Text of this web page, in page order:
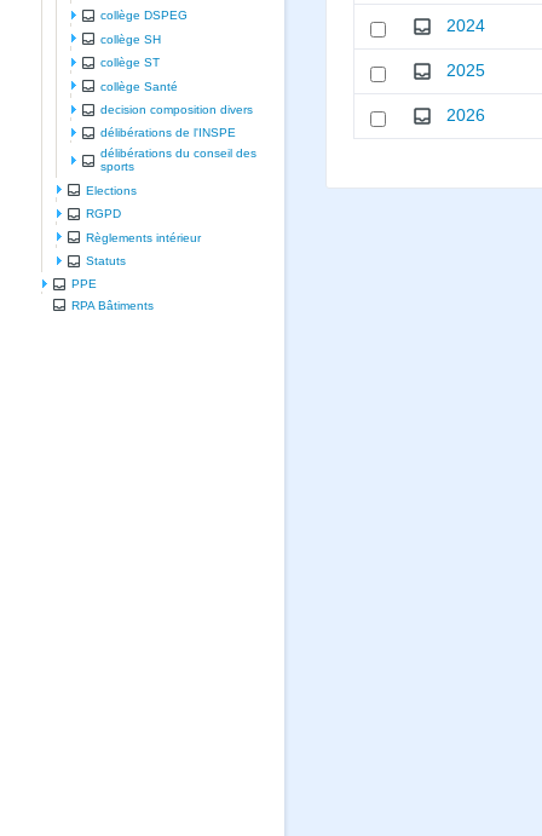
collège DSPEG
collège SH
collège ST
collège Santé
decision composition divers
délibérations de l'INSPE
délibérations du conseil des
sports
Elections
RGPD
Règlements intérieur
Statuts
PPE
RPA Bâtiments
2024
2025
2026